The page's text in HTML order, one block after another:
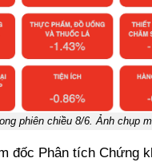
phiên chiều 8/6. Ảnh chụp
đốc Phân tích Chứng